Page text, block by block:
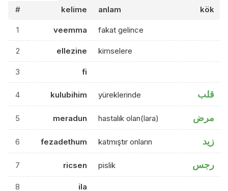
# kelime anlam kök
1 veemma fakat gelince
2 ellezine kimselere
3 fi
4 kulubihim yüreklerinde قلب
5 meradun hastalık olan(lara) مرض
6 fezadethum katmıştır onların زيد
7 ricsen pislik رجس
8 ila